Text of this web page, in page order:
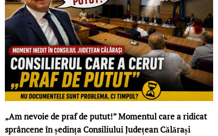
„Am nevoie de praf de putut!” Momentul care a ridicat
sprâncene în ședința Consiliului Județean Călărași